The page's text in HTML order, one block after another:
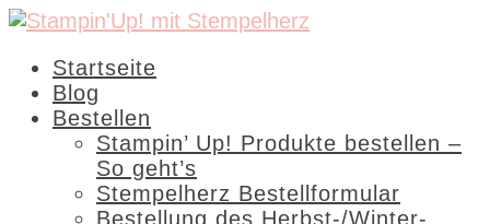
Startseite
Blog
Bestellen
Stampin’ Up! Produkte bestellen –
So geht’s
Stempelherz Bestellformular
Bestellung des Herbst-/Winter-